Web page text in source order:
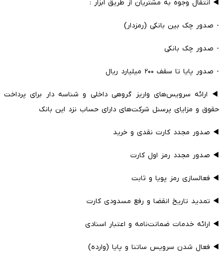
◀️ انتقال وجوه به مشتریان از طریق ابزار :
- صدور چک بین بانکی (رمزدار)
- صدور چک بانکی
- صدور پایا تا سقف ۲۰۰ میلیارد ریال
◀️ ارائه سرویس‌های واریز گروهی داخلی و شناسه دار برای پرداخت
حقوق و مزایای پرسنل شرکت‌های دارای حساب نزد این بانک
◀️ صدور مجدد کارت نقدی و خرید
◀️ صدور مجدد رمز اول کارت
◀️ فعالسازی رمز پویا و ثابت
◀️ تمدید تاریخ انقضا و رفع مسدودی کارت
◀️ ارائه خدمات ضمانت‌نامه و اعتبار اسنادی
◀️ فعال شدن سرویس ساتنا و پایا (وارده)